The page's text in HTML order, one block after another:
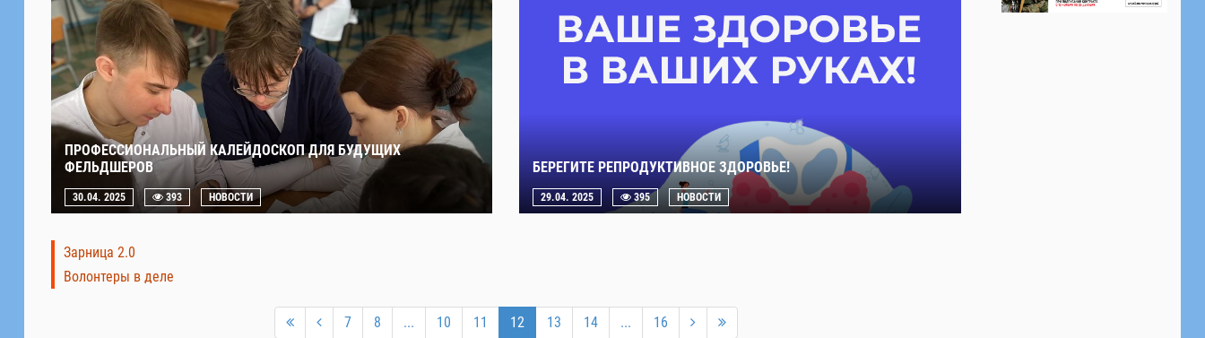
ПРОФЕССИОНАЛЬНЫЙ КАЛЕЙДОСКОП ДЛЯ БУДУЩИХ
ФЕЛЬДШЕРОВ
30.04. 2025 393 НОВОСТИ
БЕРЕГИТЕ РЕПРОДУКТИВНОЕ ЗДОРОВЬЕ!
29.04. 2025 395 НОВОСТИ
Зарница 2.0
Волонтеры в деле
7 8 ... 10 11 12 13 14 ... 16